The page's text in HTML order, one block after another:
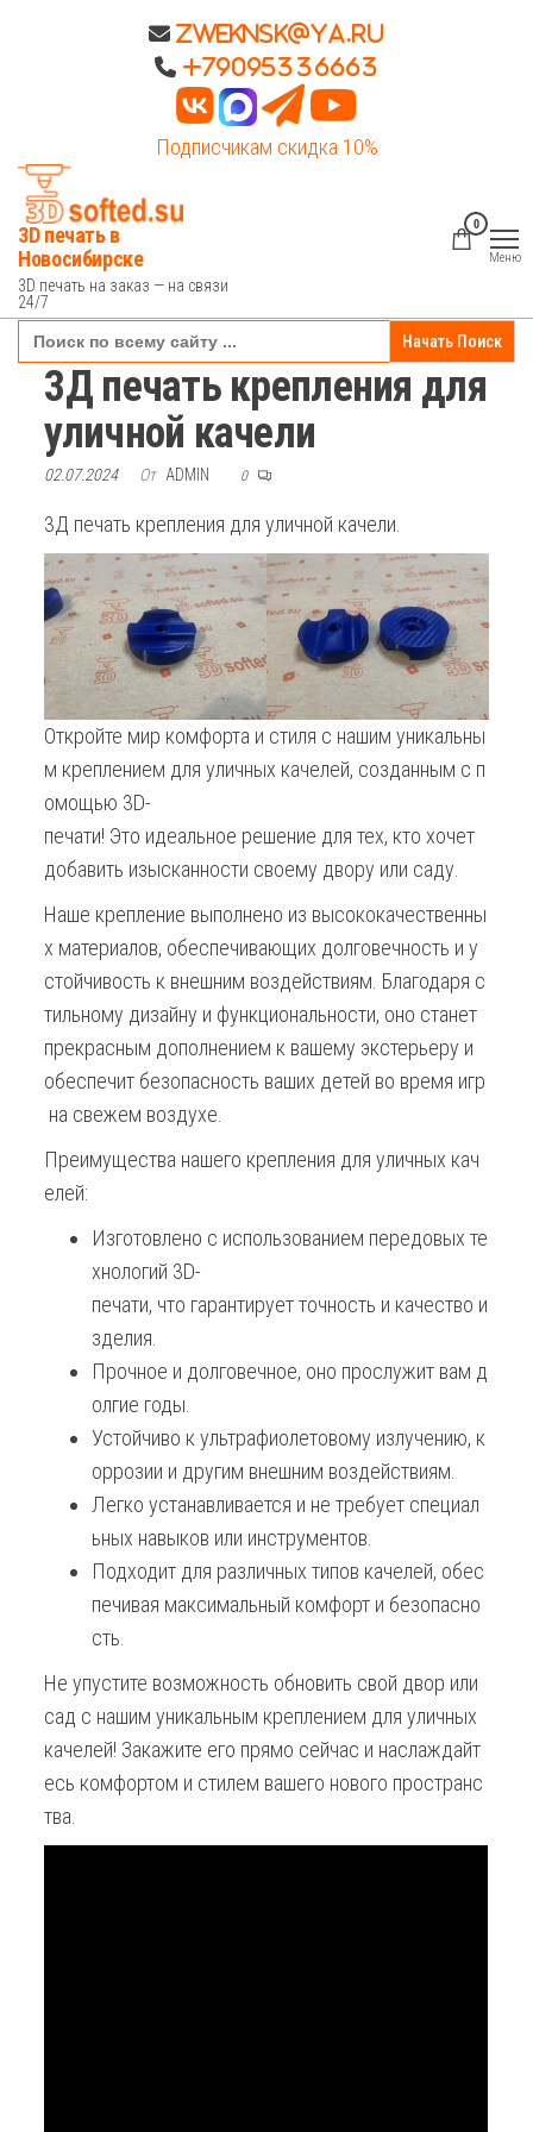
Zweknsk@ya.ru
+79095336663
Подписчикам скидка 10%
3D печать в
Новосибирске
3D печать на заказ — на связи
24/7
0
Меню
Search
for:
3Д печать крепления для
уличной качели
02.07.2024 От ADMIN 0
3Д печать крепления для уличной качели.
Откройте мир комфорта и стиля с нашим уникальны
м креплением для уличных качелей, созданным с п
омощью 3D-
печати! Это идеальное решение для тех, кто хочет
добавить изысканности своему двору или саду.
Наше крепление выполнено из высококачественны
х материалов, обеспечивающих долговечность и у
стойчивость к внешним воздействиям. Благодаря с
тильному дизайну и функциональности, оно станет
прекрасным дополнением к вашему экстерьеру и
обеспечит безопасность ваших детей во время игр
на свежем воздухе.
Преимущества нашего крепления для уличных кач
елей:
Изготовлено с использованием передовых те
хнологий 3D-
печати, что гарантирует точность и качество и
зделия.
Прочное и долговечное, оно прослужит вам д
олгие годы.
Устойчиво к ультрафиолетовому излучению, к
оррозии и другим внешним воздействиям.
Легко устанавливается и не требует специал
ьных навыков или инструментов.
Подходит для различных типов качелей, обес
печивая максимальный комфорт и безопасно
сть.
Не упустите возможность обновить свой двор или
сад с нашим уникальным креплением для уличных
качелей! Закажите его прямо сейчас и наслаждайт
есь комфортом и стилем вашего нового пространс
тва.